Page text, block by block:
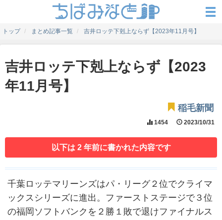
トップ まとめ記事一覧 吉井ロッテ下剋上ならず【2023年11月号】
吉井ロッテ下剋上ならず【2023
年11月号】
稲毛新聞
1454 2023/10/31
以下は 2 年前に書かれた内容です
千葉ロッテマリーンズはパ・リーグ２位でクライマ
ックスシリーズに進出。ファーストステージで３位
の福岡ソフトバンクを２勝１敗で退けファイナルス